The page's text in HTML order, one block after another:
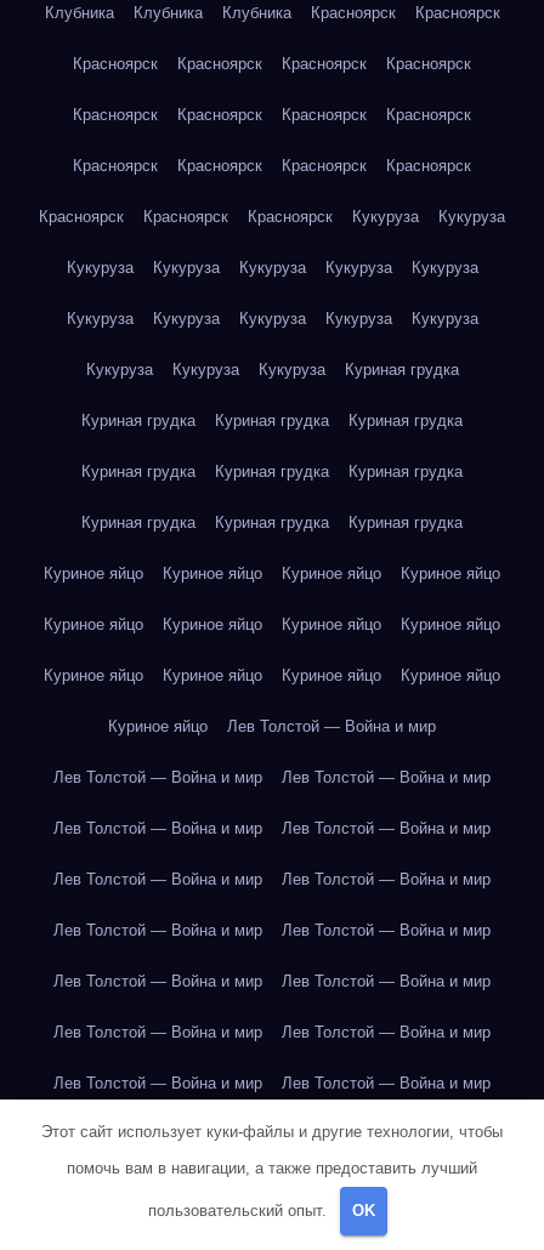
Клубника Клубника Клубника Красноярск Красноярск
Красноярск Красноярск Красноярск Красноярск
Красноярск Красноярск Красноярск Красноярск
Красноярск Красноярск Красноярск Красноярск
Красноярск Красноярск Красноярск Кукуруза Кукуруза
Кукуруза Кукуруза Кукуруза Кукуруза Кукуруза
Кукуруза Кукуруза Кукуруза Кукуруза Кукуруза
Кукуруза Кукуруза Кукуруза Куриная грудка
Куриная грудка Куриная грудка Куриная грудка
Куриная грудка Куриная грудка Куриная грудка
Куриная грудка Куриная грудка Куриная грудка
Куриное яйцо Куриное яйцо Куриное яйцо Куриное яйцо
Куриное яйцо Куриное яйцо Куриное яйцо Куриное яйцо
Куриное яйцо Куриное яйцо Куриное яйцо Куриное яйцо
Куриное яйцо Лев Толстой — Война и мир
Лев Толстой — Война и мир Лев Толстой — Война и мир
Лев Толстой — Война и мир Лев Толстой — Война и мир
Лев Толстой — Война и мир Лев Толстой — Война и мир
Лев Толстой — Война и мир Лев Толстой — Война и мир
Лев Толстой — Война и мир Лев Толстой — Война и мир
Лев Толстой — Война и мир Лев Толстой — Война и мир
Лев Толстой — Война и мир Лев Толстой — Война и мир
Лондон Лондон Лондон Лондон Лондон Лондон
Лондон
Лондон Лос-Анджелес
Этот сайт использует куки-файлы и другие технологии, чтобы
помочь вам в навигации, а также предоставить лучший
пользовательский опыт. OK